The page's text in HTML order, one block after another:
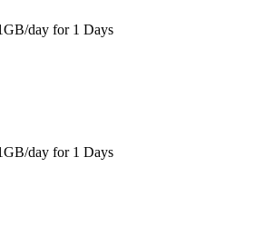
day for 1 Days
day for 1 Days